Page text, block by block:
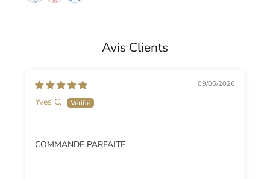
Avis Clients
09/06/2026
Yves C.
COMMANDE PARFAITE